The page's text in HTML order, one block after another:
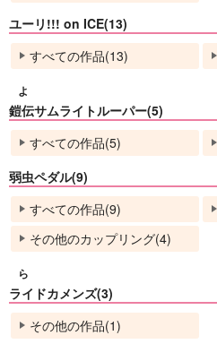
ユーリ!!! on ICE(13)
すべての作品(13)
よ
鎧伝サムライトルーパー(5)
すべての作品(5)
弱虫ペダル(9)
すべての作品(9)
その他のカップリング(4)
ら
ライドカメンズ(3)
その他の作品(1)